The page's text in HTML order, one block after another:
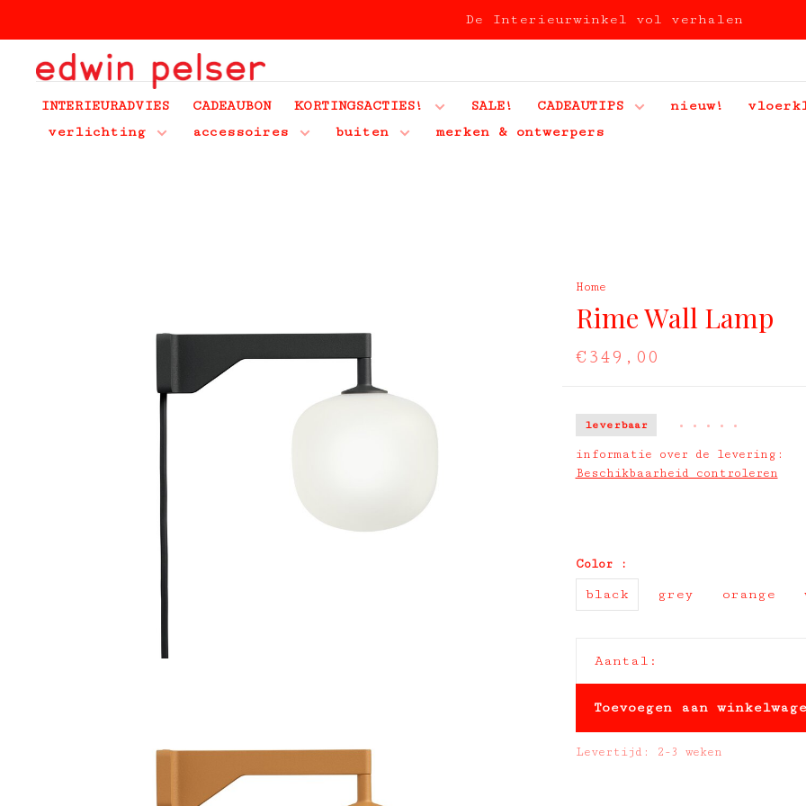
De Interieurwinkel vol verhalen
INTERIEURADVIES CADEAUBON KORTINGSACTIES! SALE! CADEAUTIPS nieuw!
verlichting
accessoires buiten merken & ontwerpers
Home
Rime Wall Lamp
€349,00
leverbaar • • • • •
informatie over de levering:
Beschikbaarheid controleren
Color :
black grey orange
Aantal:
Toevoegen aan
Levertijd: 2-3 weken